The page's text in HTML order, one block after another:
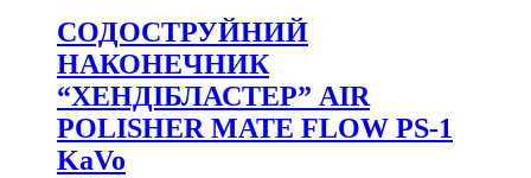
СОДОСТРУЙНИЙ
НАКОНЕЧНИК
“ХЕНДІБЛАСТЕР” AIR
POLISHER MATE FLOW PS-1
KaVo